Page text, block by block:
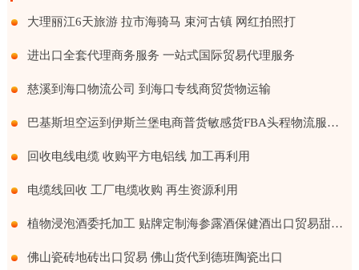
大理丽江6天旅游 拉市海骑马 束河古镇 网红拍照打
进出口全套代理商务服务 一站式国际贸易代理服务
慈溪到海口物流公司 到海口专线商贸货物运输
巴基斯坦空运到伊斯兰堡电商普货敏感货FBA头程物流服务国际贸易
回收电线电缆 收购平方电铝线 加工再利用
电缆线回收 工厂电缆收购 再生资源利用
植物浸泡酒委托加工 贴牌定制海参露酒保健酒出口贸易甜味果酒
佛山瓷砖地砖出口贸易 佛山货代到德班陶瓷出口